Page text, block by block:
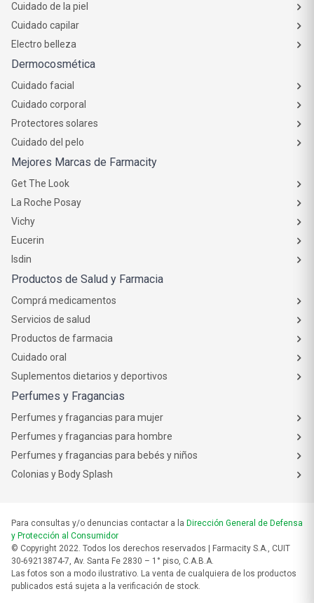
Cuidado de la piel
Cuidado capilar
Electro belleza
Dermocosmética
Cuidado facial
Cuidado corporal
Protectores solares
Cuidado del pelo
Mejores Marcas de Farmacity
Get The Look
La Roche Posay
Vichy
Eucerin
Isdin
Productos de Salud y Farmacia
Comprá medicamentos
Servicios de salud
Productos de farmacia
Cuidado oral
Suplementos dietarios y deportivos
Perfumes y Fragancias
Perfumes y fragancias para mujer
Perfumes y fragancias para hombre
Perfumes y fragancias para bebés y niños
Colonias y Body Splash
Para consultas y/o denuncias contactar a la Dirección General de Defensa
y Protección al Consumidor
© Copyright 2022. Todos los derechos reservados | Farmacity S.A., CUIT
30-69213874-7, Av. Santa Fe 2830 – 1° piso, C.A.B.A.
Las fotos son a modo ilustrativo. La venta de cualquiera de los productos
publicados está sujeta a la verificación de stock.